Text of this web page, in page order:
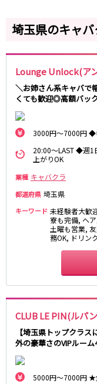
埼玉県のキャ
Lounge Unlock(ア
＼お姉さん系キャバで
くても歓迎◎高額バッ
3000円～7000円
20:00～LAST ◆週
上がりOK
業種 キャバクラ
都道府県 埼玉県
キーワード 未経験者大歓
寮も完備, ヘ
土曜も営業,
務OK, ドリン
CLUB LE PIN(ルパ
【埼玉県トップクラ
外の豪華さのVIPルー
5000円～7000円
渋谷
六本木
秋葉原
恵比寿
赤坂
駒込・日暮里
荻窪・阿佐ヶ谷
下北沢・経堂
東陽町・門前仲町
目黒・中目黒
高円寺
亀有・金町
明大前・烏山
神奈川県
関内
上野御徒町駅
東中野駅
麻布十番駅
勝どき駅
JR中央・総武線
千葉駅
中野駅
西船橋駅
亀戸駅
高円寺駅
平井駅
浅草橋駅
東中野駅
下総中山駅